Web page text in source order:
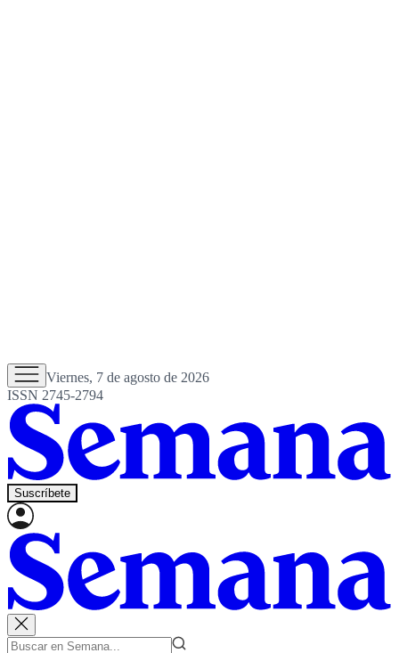
Viernes, 7 de agosto de 2026
ISSN 2745-2794
Suscríbete